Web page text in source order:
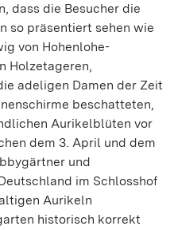
dass die Besucher die
so präsentiert sehen wie
von Hohenlohe-
Holzetageren,
adeligen Damen der Zeit
beschatteten,
Aurikelblüten vor
dem 3. April und dem
und
im Schlosshof
Aurikeln
historisch korrekt